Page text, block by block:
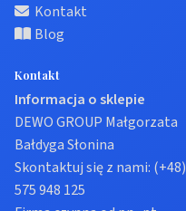
Kontakt
Blog
Kontakt
Informacja o sklepie
DEWO GROUP Małgorzata
Bałdyga Słonina
Skontaktuj się z nami: (+48)
575 948 125